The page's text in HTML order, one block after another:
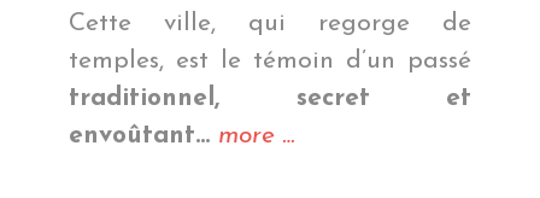
Cette ville, qui regorge de
temples, est le témoin d’un passé
traditionnel, secret et
envoûtant… more « Le
…